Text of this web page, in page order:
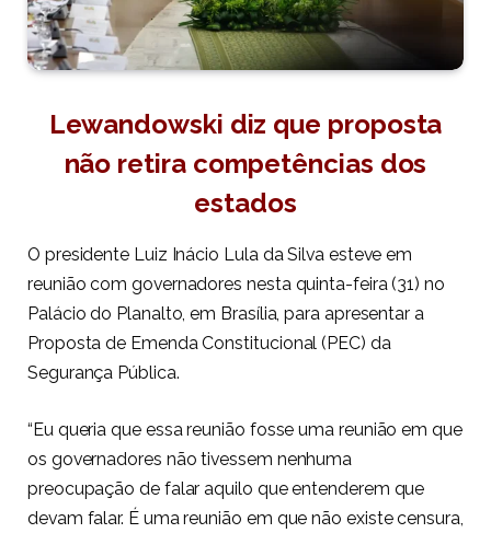
Lewandowski diz que proposta
não retira competências dos
estados
O presidente Luiz Inácio Lula da Silva esteve em
reunião com governadores nesta quinta-feira (31) no
Palácio do Planalto, em Brasília, para apresentar a
Proposta de Emenda Constitucional (PEC) da
Segurança Pública.
“Eu queria que essa reunião fosse uma reunião em que
os governadores não tivessem nenhuma
preocupação de falar aquilo que entenderem que
devam falar. É uma reunião em que não existe censura,